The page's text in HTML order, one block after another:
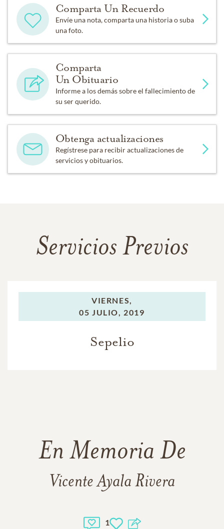
Comparta Un Recuerdo
Envíe una nota, comparta una historia o suba
una foto.
Comparta
Un Obituario
Informe a los demás sobre el fallecimiento de
su ser querido.
Obtenga actualizaciones
Regístrese para recibir actualizaciones de
servicios y obituarios.
Servicios Previos
VIERNES,
05 JULIO, 2019
Sepelio
En Memoria De
Vicente Ayala Rivera
1